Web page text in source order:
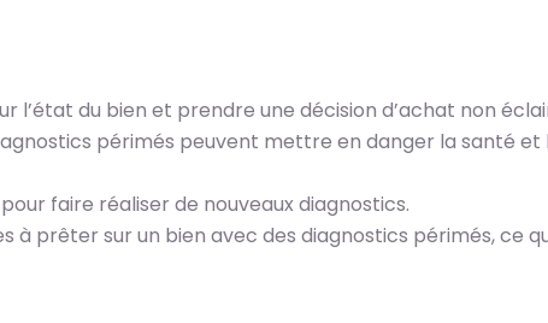
l’état du bien et prendre une décision d’achat non
périmés peuvent mettre en danger la santé et
faire réaliser de nouveaux diagnostics.
prêter sur un bien avec des diagnostics périmés, ce